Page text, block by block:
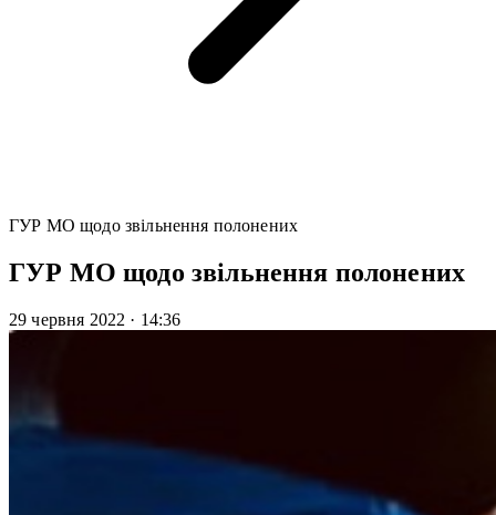
ГУР МО щодо звільнення полонених
ГУР МО щодо звільнення полонених
29 червня 2022 · 14:36